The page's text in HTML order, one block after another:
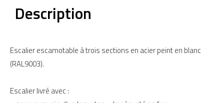
Description
Escalier escamotable à trois sections en acier peint en blanc
(RAL9003).
Escalier livré avec :